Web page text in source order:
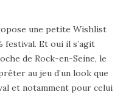
une petite Wishlist
festival. Et oui il s’agit
de Rock-en-Seine, le
au jeu d’un look que
et notamment pour celui